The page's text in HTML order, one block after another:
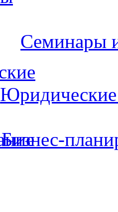
Семинары
Юридические
Бизнес-